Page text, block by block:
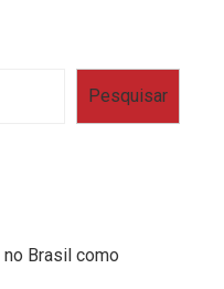
Pesquisar
Brasil como